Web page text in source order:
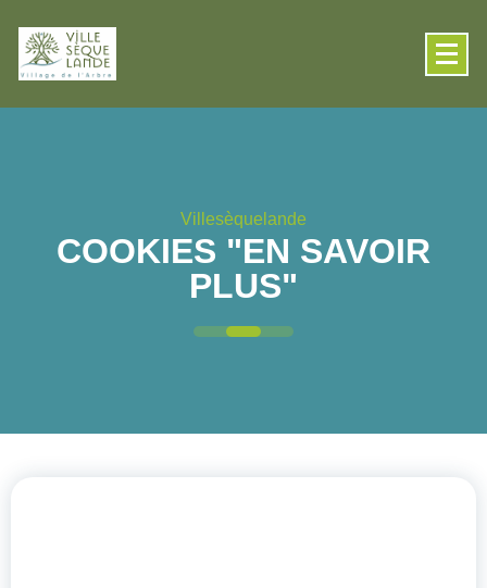
principal
Villesèquelande
COOKIES "EN SAVOIR
PLUS"